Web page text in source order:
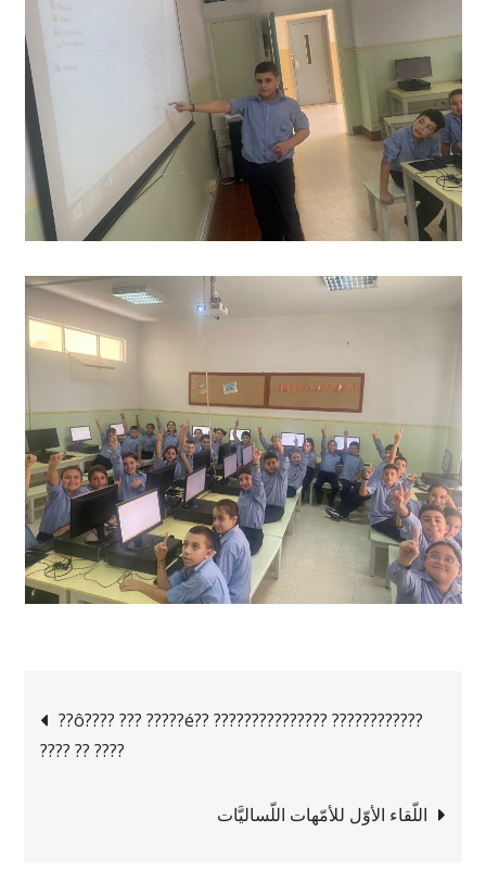
Navigation
de
??ô???? ??? ?????é?? ??????????????? ????????????
???? ?? ????
اللّقاء الأوّل للأمّهات اللّساليَّات